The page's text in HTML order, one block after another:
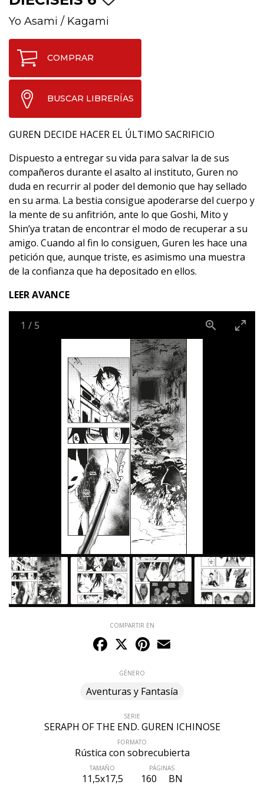
Yo Asami / Kagami
COMPRAR
BUSCAR LIBRERÍAS
GUREN DECIDE HACER EL ÚLTIMO SACRIFICIO
Dispuesto a entregar su vida para salvar la de sus
compañeros durante el asalto al instituto, Guren no
duda en recurrir al poder del demonio que hay sellado
en su arma. La bestia consigue apoderarse del cuerpo y
la mente de su anfitrión, ante lo que Goshi, Mito y
Shin’ya tratan de encontrar el modo de recuperar a su
amigo. Cuando al fin lo consiguen, Guren les hace una
petición que, aunque triste, es asimismo una muestra
de la confianza que ha depositado en ellos.
LEER AVANCE
1 / 5
COMPARTIR EN
Facebook
X Pinterest
GÉNERO
Aventuras y Fantasía
SERIE
SERAPH OF THE END. GUREN ICHINOSE
FORMATO
Rústica con sobrecubierta
TAMAÑO
11,5x17,5
PÁGINAS
160 BN